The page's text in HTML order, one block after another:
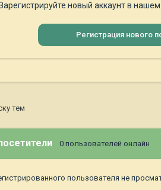
новый аккаунт в
Регистрация нового
тем
0 пользователей онлайн
пользователя не